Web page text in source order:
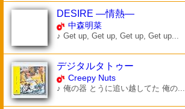
DESIRE ―情熱―
中森明菜
♪ Get up, Get up, Get up, Get up...
デジタルタトゥー
Creepy Nuts
♪ 俺の器 とうに追い越してた 俺の...